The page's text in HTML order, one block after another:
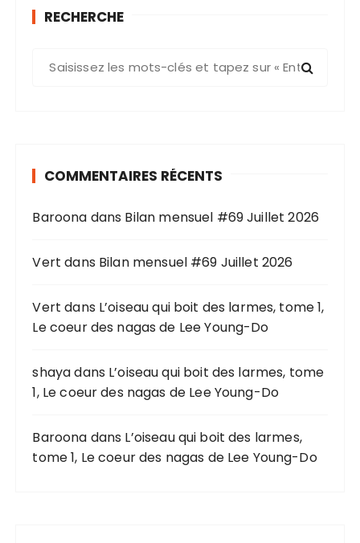
RECHERCHE
e
o
r
COMMENTAIRES RÉCENTS
Baroona dans Bilan mensuel #69 Juillet 2026
Vert dans Bilan mensuel #69 Juillet 2026
Vert dans L’oiseau qui boit des larmes, tome 1,
Le coeur des nagas de Lee Young-Do
shayadans L’oiseau qui boit des larmes, tome
1, Le coeur des nagas de Lee Young-Do
Baroona dans L’oiseau qui boit des larmes,
tome 1, Le coeur des nagas de Lee Young-Do